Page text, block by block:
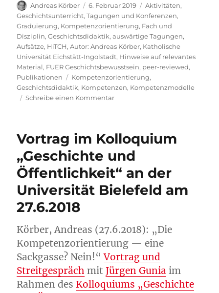
Autor
Andreas Körber
Veröffentlicht
am
6. Februar 2019 Kategorien
Aktivitäten,
Geschichtsunterricht,Tagungen und Konferenzen,
Graduierung, Kompetenzorientierung, Fach und
Disziplin,Geschichtsdidaktik,auswärtige Tagungen,
Aufsätze, HiTCH,Autor: Andreas Körber, Katholische
Universität Eichstätt-Ingolstadt, Hinweise auf relevantes
Material, FUER Geschichtsbewusstsein, peer-reviewed,
Publikationen
Schlagwörter
Kompetenzorientierung,
Geschichtsdidaktik, Kompetenzen, Kompetenzmodelle
Schreibe einen Kommentarzu
Kompetenzorientierung
Geschichtsunterricht
Vortrag im Kolloquium
„Geschichte und
Öffentlichkeit“ an der
Universität Bielefeld am
27.6.2018
Körber, Andreas (27.6.2018): „Die
Kompetenzorientierung — eine
Sackgasse? Nein!“Vortrag und
Streitgespräch mit Jürgen Gunia im
Rahmen des Kolloquiums „Geschichte